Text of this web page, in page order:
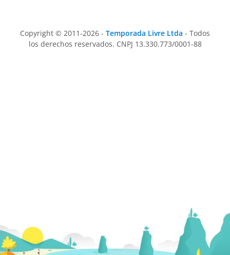
Copyright © 2011-2026 - Temporada Livre Ltda - Todos
los derechos reservados. CNPJ 13.330.773/0001-88